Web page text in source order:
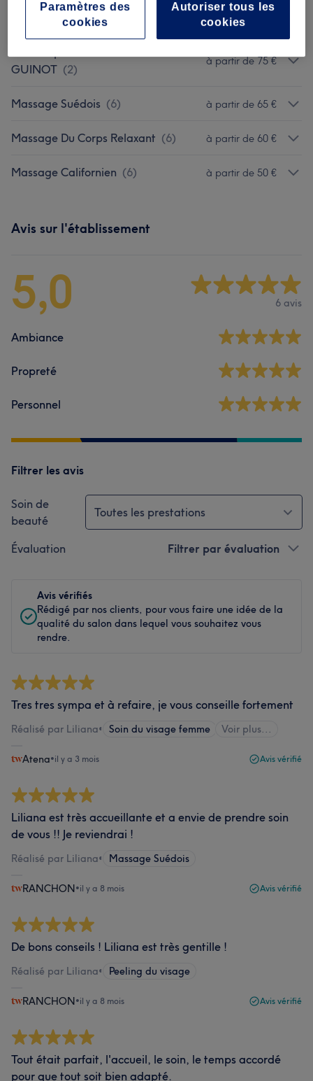
Soin Corps GUINOT à partir de 75 €
GUINOT (2)
à partir de 75 €
Massage Suédois (6) à partir de 65 €
Massage Du Corps Relaxant (6) à partir de 60 €
Massage Californien (6) à partir de 50 €
Avis sur l'établissement
5,0 6 avis
Ambiance
Propreté
Personnel
Filtrer les avis
Soin de
beauté
Toutes les prestations
Évaluation Filtrer par évaluation
Avis vérifiés
Rédigé par nos clients, pour vous faire une idée de la
qualité du salon dans lequel vous souhaitez vous
rendre.
Tres tres sympa et à refaire, je vous conseille fortement
Réalisé par Liliana• Soin du visage femme Voir plus...
Atena•il y a 3 mois Avis vérifié
Liliana est très accueillante et a envie de prendre soin
de vous !! Je reviendrai !
Réalisé par Liliana• Massage Suédois
RANCHON•il y a 8 mois Avis vérifié
De bons conseils ! Liliana est très gentille !
Réalisé par Liliana• Peeling du visage
RANCHON•il y a 8 mois Avis vérifié
Tout était parfait, l'accueil, le soin, le temps accordé
pour que tout soit bien adapté.
Autoriser tous les
cookies
Paramètres des
cookies